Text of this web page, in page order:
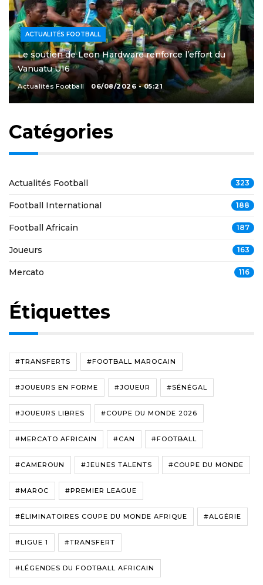
ACTUALITÉS FOOTBALL
Le soutien de Leon Hardware renforce l’effort du
Vanuatu U16
Actualités Football 06/08/2026 - 05:21
Catégories
Actualités Football 323
Football International 188
Football Africain 187
Joueurs 163
Mercato 116
Étiquettes
#TRANSFERTS #FOOTBALL MAROCAIN
#JOUEURS EN FORME #JOUEUR #SÉNÉGAL
#JOUEURS LIBRES #COUPE DU MONDE 2026
#MERCATO AFRICAIN #CAN #FOOTBALL
#CAMEROUN #JEUNES TALENTS #COUPE DU MONDE
#MAROC #PREMIER LEAGUE
#ÉLIMINATOIRES COUPE DU MONDE AFRIQUE #ALGÉRIE
#LIGUE 1 #TRANSFERT
#LÉGENDES DU FOOTBALL AFRICAIN